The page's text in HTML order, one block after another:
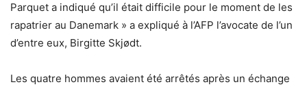
Parquet a indiqué qu’il était difficile pour le moment de les
rapatrier au Danemark » a expliqué à l’AFP l’avocate de l’un
d’entre eux, Birgitte Skjødt.
Les quatre hommes avaient été arrêtés après un échange